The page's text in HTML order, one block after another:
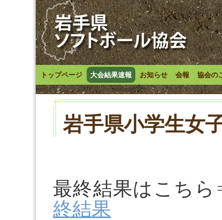
トップページ 大会結果速報 お知らせ 会報 協会の
岩手県小学生女
最終結果はこち
終結果